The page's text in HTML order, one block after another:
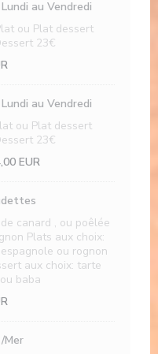
au Vendredi
ou Plat dessert
23€
au Vendredi
ou Plat dessert
23€
EUR
canard , ou poêlée
Plats aux choix:
ou rognon
aux choix: tarte
baba
Mer